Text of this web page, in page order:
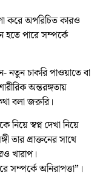
করে অপরিচিত কারও
হতে পারে সম্পর্কে
নতুন চাকরি পাওয়াতে বা
অন্তরঙ্গতায়
বলা জরুরি।
নিয়ে স্বপ্ন দেখা নিয়ে
তার প্রাক্তনের সাথে
খারাপ।
সম্পর্কে অনিরাপত্তা”।